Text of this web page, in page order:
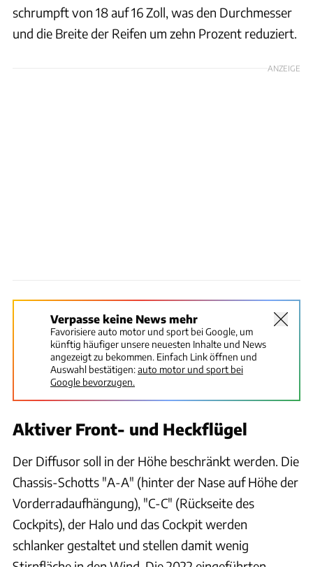
schrumpft von 18 auf 16 Zoll, was den Durchmesser
und die Breite der Reifen um zehn Prozent reduziert.
ANZEIGE
Verpasse keine News mehr
Favorisiere auto motor und sport bei Google, um
künftig häufiger unsere neuesten Inhalte und News
angezeigt zu bekommen. Einfach Link öffnen und
Auswahl bestätigen:auto motor und sport bei
Google bevorzugen.
Aktiver Front- und Heckflügel
Der Diffusor soll in der Höhe beschränkt werden. Die
Chassis-Schotts "A-A" (hinter der Nase auf Höhe der
Vorderradaufhängung), "C-C" (Rückseite des
Cockpits), der Halo und das Cockpit werden
schlanker gestaltet und stellen damit wenig